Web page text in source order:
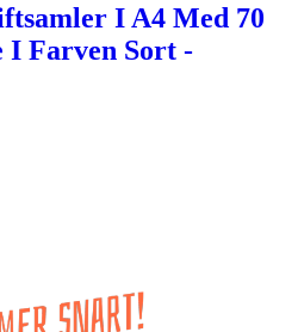
I A4 Med 70
I Farven Sort -